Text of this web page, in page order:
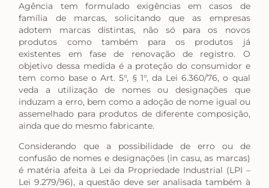
Agência tem formulado exigências em casos de
família de marcas, solicitando que as empresas
adotem marcas distintas, não só para os novos
produtos como também para os produtos já
existentes em fase de renovação de registro. O
objetivo dessa medida é a proteção do consumidor e
tem como base o Art. 5°, § 1°, da Lei 6.360/76, o qual
veda a utilização de nomes ou designações que
induzam a erro, bem como a adoção de nome igual ou
assemelhado para produtos de diferente composição,
ainda que do mesmo fabricante.
Considerando que a possibilidade de erro ou de
confusão de nomes e designações (in casu, as marcas)
é matéria afeita à Lei da Propriedade Industrial (LPI –
Lei 9.279/96), a questão deve ser analisada também à